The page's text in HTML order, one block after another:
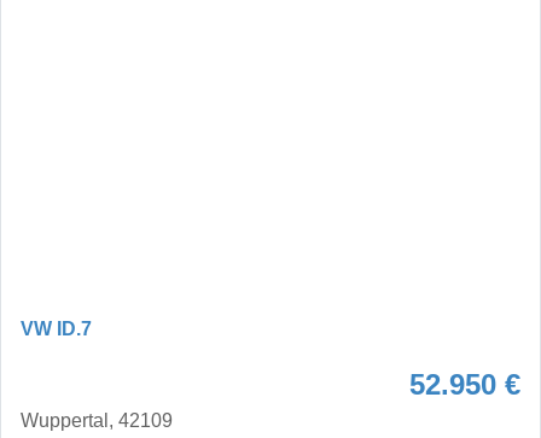
VW ID.7
52.950 €
Wuppertal, 42109